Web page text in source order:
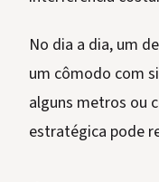
No dia a dia, um
um cômodo com
alguns metros ou
estratégica pode